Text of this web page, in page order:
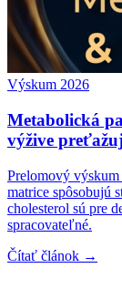
Výskum 2026
Metabolická
výžive
Prelomový výskum
matrice spôsobujú
cholesterol sú pre
spracovateľné.
Čítať článok →